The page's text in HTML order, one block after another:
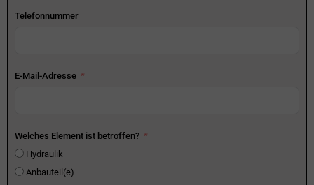
Telefonnummer
E-Mail-Adresse
Welches Element ist betroffen?
Hydraulik
Anbauteil(e)